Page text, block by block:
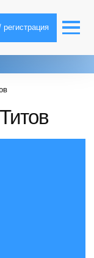
регистрация